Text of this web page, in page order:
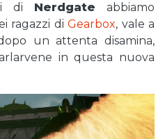
di Nerdgate abbiamo
ragazzi di Gearbox, vale a
un attenta disamina,
in questa nuova